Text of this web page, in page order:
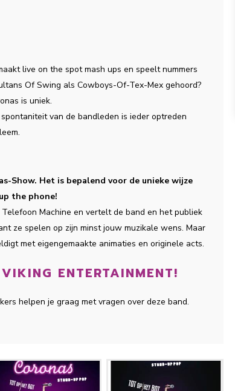
live on the spot mash ups en speelt nummers
Of Swing als Cowboys-Of-Tex-Mex gehoord?
is uniek.
van de bandleden is ieder optreden
Show. Het is bepalend voor de unieke wijze
the phone!
Machine en vertelt de band en het publiek
ze spelen op zijn minst jouw muzikale wens. Maar
met eigengemaakte animaties en originele acts.
ENTERTAINMENT!
helpen je graag met vragen over deze band.